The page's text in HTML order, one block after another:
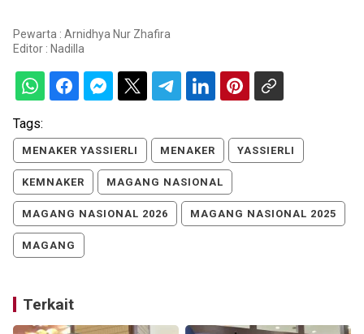
Pewarta : Arnidhya Nur Zhafira
Editor : Nadilla
Tags:
MENAKER YASSIERLI MENAKER YASSIERLI
KEMNAKER MAGANG NASIONAL
MAGANG NASIONAL 2026 MAGANG NASIONAL 2025
MAGANG
Terkait